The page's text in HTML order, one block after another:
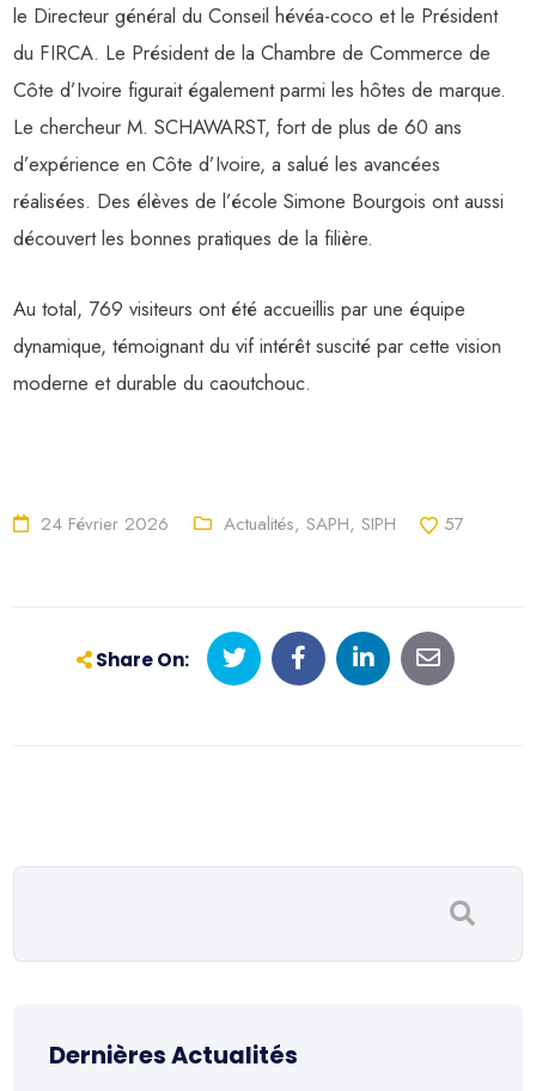
le Directeur général du Conseil hévéa-coco et le Président
du FIRCA. Le Président de la Chambre de Commerce de
Côte d’Ivoire figurait également parmi les hôtes de marque.
Le chercheur M. SCHAWARST, fort de plus de 60 ans
d’expérience en Côte d’Ivoire, a salué les avancées
réalisées. Des élèves de l’école Simone Bourgois ont aussi
découvert les bonnes pratiques de la filière.
Au total, 769 visiteurs ont été accueillis par une équipe
dynamique, témoignant du vif intérêt suscité par cette vision
moderne et durable du caoutchouc.
24 Février 2026 Actualités, SAPH, SIPH 57
Share On:
Dernières Actualités